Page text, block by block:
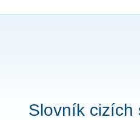
Slovník cizích